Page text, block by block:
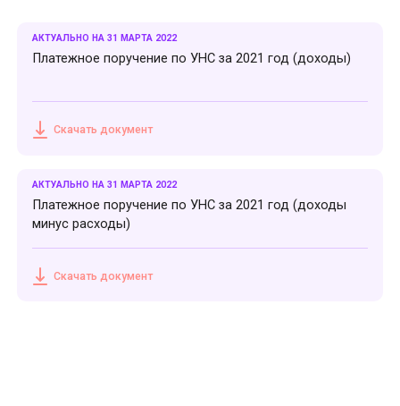
АКТУАЛЬНО НА 31 МАРТА 2022
Платежное поручение по УНС за 2021 год (доходы)
Скачать документ
АКТУАЛЬНО НА 31 МАРТА 2022
Платежное поручение по УНС за 2021 год (доходы
минус расходы)
Скачать документ